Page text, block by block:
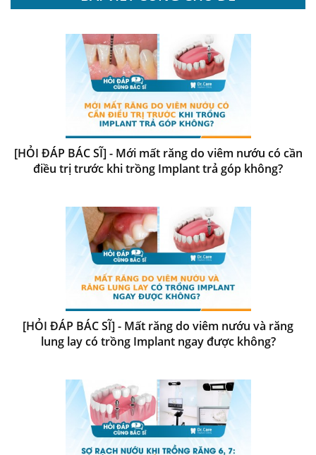
[HỎI ĐÁP BÁC SĨ] - Mới mất răng do viêm nướu có cần
điều trị trước khi trồng Implant trả góp không?
[HỎI ĐÁP BÁC SĨ] - Mất răng do viêm nướu và răng
lung lay có trồng Implant ngay được không?